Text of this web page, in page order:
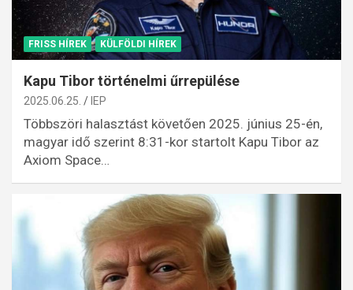
FRISS HÍREK KÜLFÖLDI HÍREK
Kapu Tibor történelmi űrrepülése
2025.06.25. IEP
Többszöri halasztást követően 2025. június 25-én,
magyar idő szerint 8:31-kor startolt Kapu Tibor az
Axiom Space…